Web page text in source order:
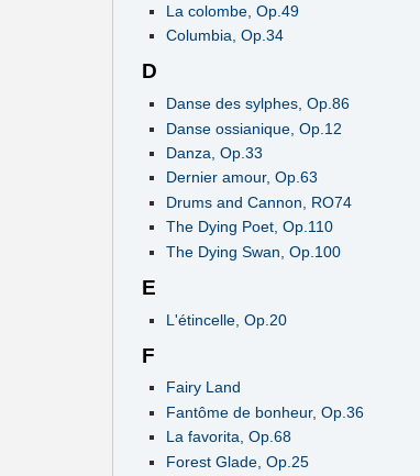
La colombe, Op.49
Columbia, Op.34
D
Danse des sylphes, Op.86
Danse ossianique, Op.12
Danza, Op.33
Dernier amour, Op.63
Drums and Cannon, RO74
The Dying Poet, Op.110
The Dying Swan, Op.100
E
L'étincelle, Op.20
F
Fairy Land
Fantôme de bonheur, Op.36
La favorita, Op.68
Forest Glade, Op.25